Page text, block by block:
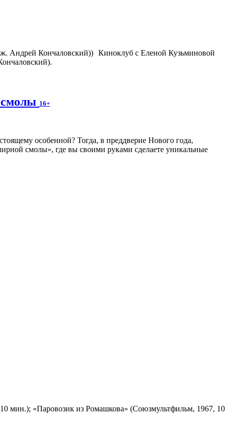
Киноклуб с Еленой Кузьминовой
16+
особенной? Тогда, в преддверие Нового года,
смолы», где вы своими руками сделаете уникальные
мин.); «Паровозик из Ромашкова» (Союзмультфильм, 1967, 10